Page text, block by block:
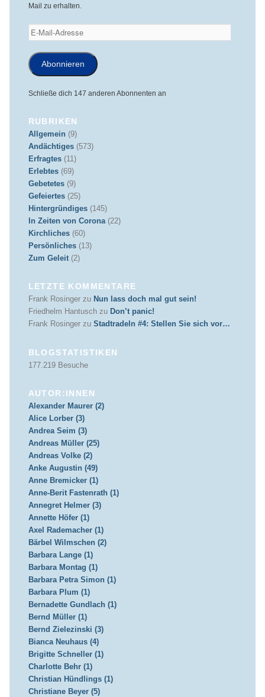
Mail zu erhalten.
E-
Mail-
Adresse
Abonnieren
Schließe dich 147 anderen Abonnenten an
RUBRIKEN
Allgemein (9)
Andächtiges(573)
Erfragtes(11)
Erlebtes(69)
Gebetetes(9)
Gefeiertes(25)
Hintergründiges(145)
In Zeiten von Corona(22)
Kirchliches(60)
Persönliches(13)
Zum Geleit(2)
LETZTE KOMMENTARE
Frank Rosingerzu Nun lass doch mal gut sein!
Friedhelm Hantuschzu Don’t panic!
Frank Rosingerzu Stadtradeln #4: Stellen Sie sich vor…
BLOGSTATISTIKEN
177.219 Besuche
AUTOR:INNEN
Alexander Maurer (2)
Alice Lorber (3)
Andrea Seim (3)
Andreas Müller (25)
Andreas Volke (2)
Anke Augustin (49)
Anne Bremicker (1)
Anne-Berit Fastenrath (1)
Annegret Helmer (3)
Annette Höfer (1)
Axel Rademacher (1)
Bärbel Wilmschen (2)
Barbara Lange (1)
Barbara Montag (1)
Barbara Petra Simon (1)
Barbara Plum (1)
Bernadette Gundlach (1)
Bernd Müller (1)
Bernd Zielezinski (3)
Bianca Neuhaus (4)
Brigitte Schneller (1)
Charlotte Behr (1)
Christian Hündlings (1)
Christiane Beyer (5)